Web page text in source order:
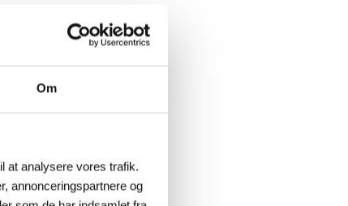
Om
at analysere vores trafik.
annonceringspartnere og